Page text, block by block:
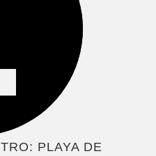
PLAYA DE